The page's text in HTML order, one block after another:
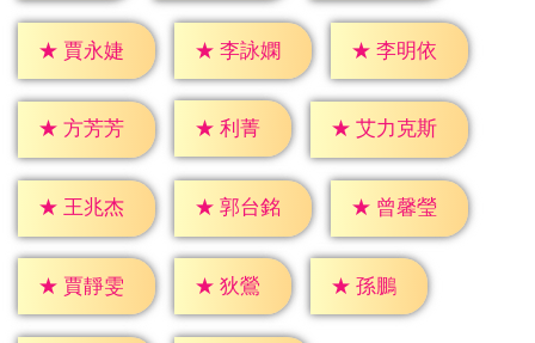
★ 賈永婕 ★ 李詠嫻 ★ 李明依
★ 方芳芳 ★ 利菁 ★ 艾力克斯
★ 王兆杰 ★ 郭台銘 ★ 曾馨瑩
★ 賈靜雯 ★ 狄鶯 ★ 孫鵬